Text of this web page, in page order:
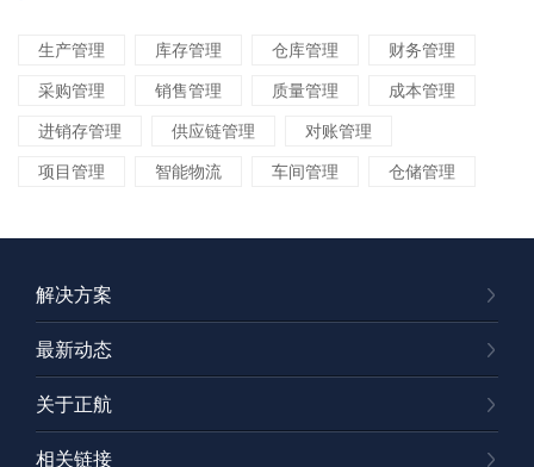
生产管理 库存管理 仓库管理 财务管理
采购管理 销售管理 质量管理 成本管理
进销存管理 供应链管理 对账管理
项目管理 智能物流 车间管理 仓储管理
解决方案
最新动态
关于正航
相关链接